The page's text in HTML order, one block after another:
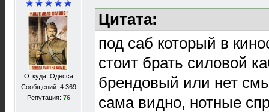
Откуда: Одесса
Сообщений: 4 369
Репутация: 76
Цитата:
под саб который в
стоит брать силовой
брендовый или нет
сама видно, нотные